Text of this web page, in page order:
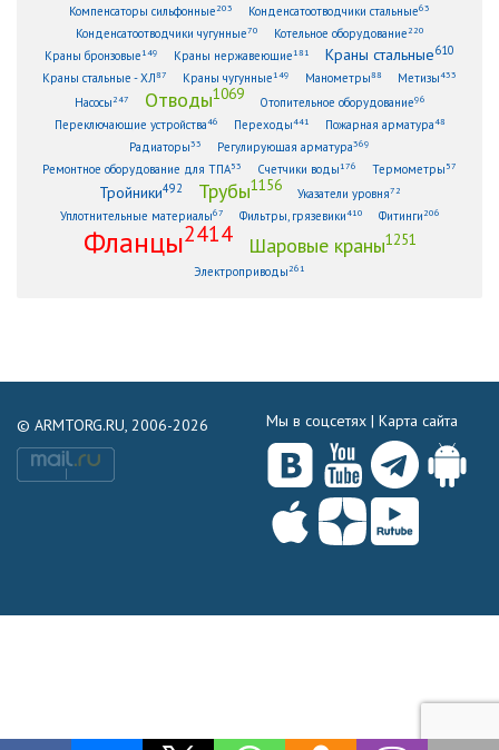
Компенсаторы сильфонные203 Конденсатоотводчики стальные63
Конденсатоотводчики чугунные70 Котельное оборудование220
Краны бронзовые149 Краны нержавеющие181 Краны стальные610
Краны стальные - ХЛ87 Краны чугунные149 Манометры88 Метизы433
Насосы247 Отводы1069 Отопительное оборудование96
Переключающие устройства46 Переходы441 Пожарная арматура48
Радиаторы33 Регулирующая арматура369
Ремонтное оборудование для ТПА53 Счетчики воды176 Термометры 57
Тройники492 Трубы1156 Указатели уровня72
Уплотнительные материалы67 Фильтры, грязевики410 Фитинги206
Фланцы2414 Шаровые краны1251
Электроприводы261
© ARMTORG.RU, 2006-2026 Мы в соцсетях | Карта сайта